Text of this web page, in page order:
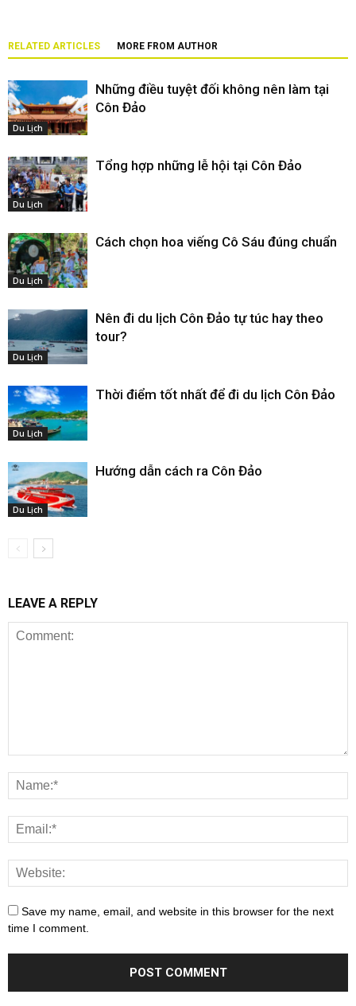
RELATED ARTICLES MORE FROM AUTHOR
Du Lịch
Những điều tuyệt đối không nên làm tại
Côn Đảo
Du Lịch
Tổng hợp những lễ hội tại Côn Đảo
Du Lịch
Cách chọn hoa viếng Cô Sáu đúng chuẩn
Du Lịch
Nên đi du lịch Côn Đảo tự túc hay theo
tour?
Du Lịch
Thời điểm tốt nhất để đi du lịch Côn Đảo
Du Lịch
Hướng dẫn cách ra Côn Đảo
LEAVE A REPLY
Save my name, email, and website in this browser for the next
time I comment.